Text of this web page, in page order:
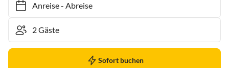
Anreise- Abreise
Sofort buchen